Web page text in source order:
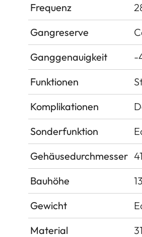
Frequenz
Gangreserve
Ganggenauigkeit
-
Funktionen
Komplikationen
Sonderfunktion
Gehäusedurchmesser
Bauhöhe
Gewicht
Material